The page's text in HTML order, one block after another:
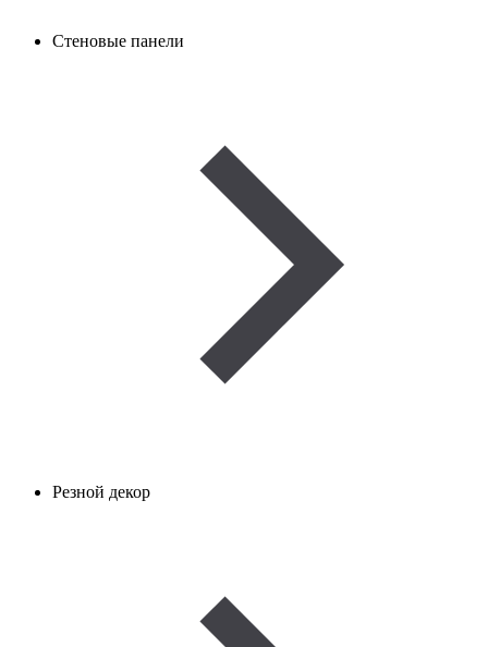
Стеновые панели
Резной декор